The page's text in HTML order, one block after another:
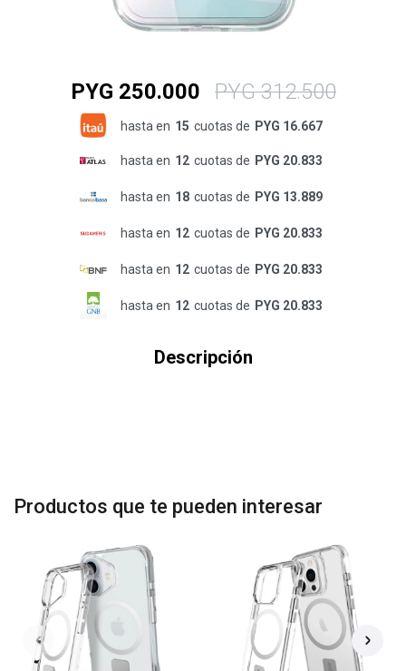
PYG 250.000 PYG 312.500
hasta en 15 cuotas de PYG 16.667
hasta en 12 cuotas de PYG 20.833
hasta en 18 cuotas de PYG 13.889
hasta en 12 cuotas de PYG 20.833
hasta en 12 cuotas de PYG 20.833
hasta en 12 cuotas de PYG 20.833
Descripción
Productos que te pueden interesar